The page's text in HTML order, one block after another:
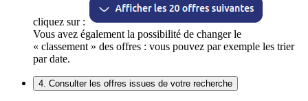
cliquez sur :
Vous avez également la possibilité de changer le
« classement » des offres : vous pouvez par exemple les trier
par date.
4. Consulter les offres issues de votre recherche